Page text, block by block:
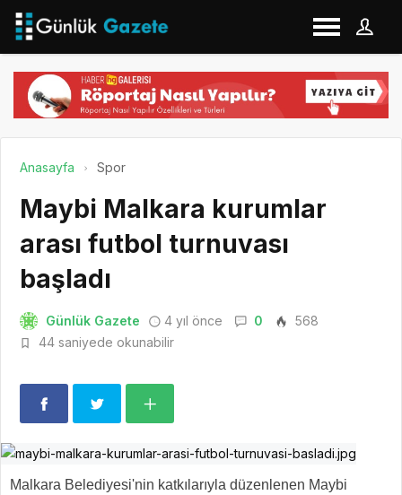
Anasayfa Spor
Maybi Malkara kurumlar
arası futbol turnuvası
başladı
Günlük Gazete 4 yıl önce 0
568
44 saniyede okunabilir
Malkara Belediyesi'nin katkılarıyla düzenlenen Maybi